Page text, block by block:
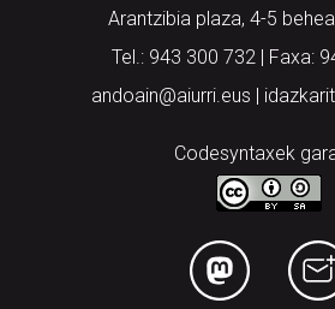
Arantzibia plaza, 4-5
Tel.: 943 300 732 | Faxa:
andoain@aiurri.eus |
Codesyntaxek